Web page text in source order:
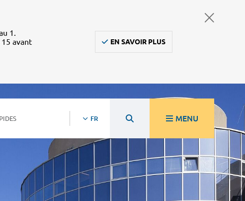
1.
avant
EN SAVOIR PLUS
FR MENU